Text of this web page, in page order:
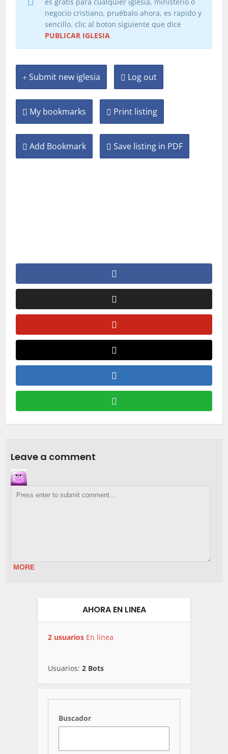
negocio cristiano, pruébalo ahora, es rapido y
sencillo. clic al boton siguiente que dice
PUBLICAR IGLESIA
Submit new iglesia Log out
My bookmarks Print listing
Add Bookmark Save listing in PDF
Leave a comment
MORE
AHORA EN LINEA
2 usuarios En línea
Usuarios: 2 Bots
Buscador